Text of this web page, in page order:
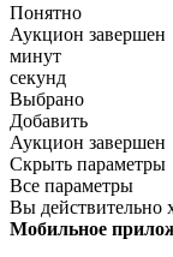
Понятно
Аукцион завершен
минут
секунд
Выбрано
Добавить
Аукцион завершен
Скрыть параметры
Все параметры
Вы действительно
Мобильное